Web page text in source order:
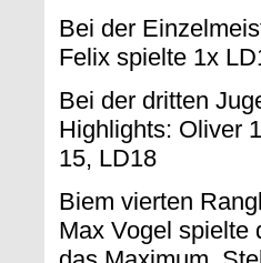
Bei der
Felix spielte 1x
Bei der dritten
Highlights: Oliver
15, LD18
Biem vierten
Max Vogel spielte